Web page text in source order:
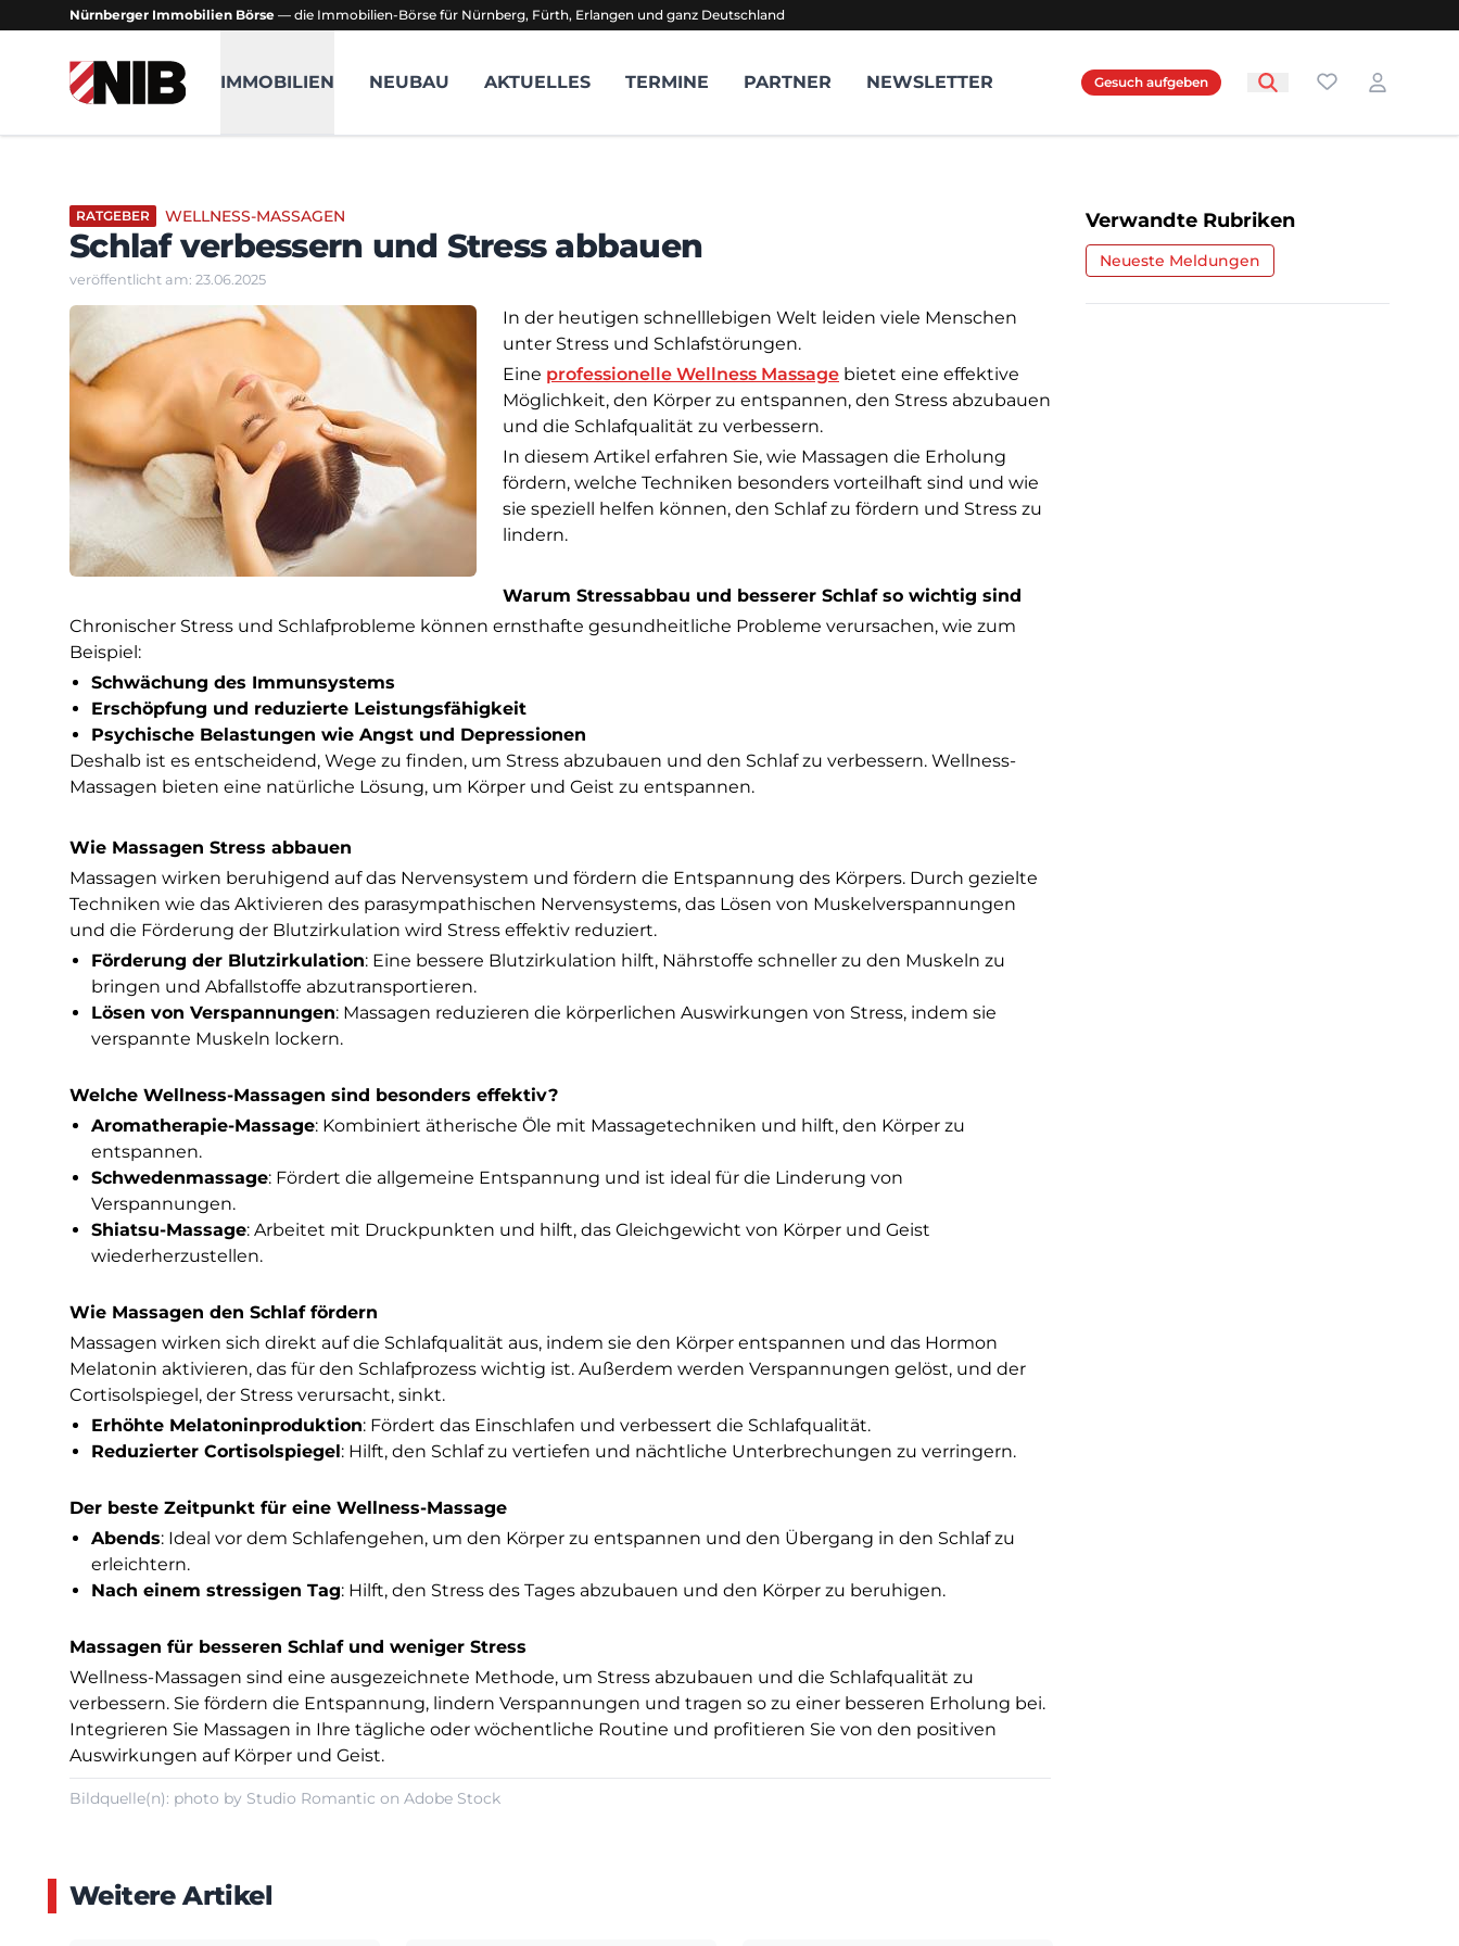
Nürnberger Immobilien Börse — die Immobilien-Börse für Nürnberg, Fürth, Erlangen und ganz Deutschland
NIB - Nürnberger Immobilien Börse
IMMOBILIEN NEUBAU AKTUELLES TERMINE PARTNER NEWSLETTER Gesuch aufgeben Favoriten
Login
RATGEBER WELLNESS-MASSAGEN
Schlaf verbessern und Stress abbauen
veröffentlicht am: 23.06.2025
In der heutigen schnelllebigen Welt leiden viele Menschen
unter Stress und Schlafstörungen.
Eine professionelle Wellness Massage bietet eine effektive
Möglichkeit, den Körper zu entspannen, den Stress abzubauen
und die Schlafqualität zu verbessern.
In diesem Artikel erfahren Sie, wie Massagen die Erholung
fördern, welche Techniken besonders vorteilhaft sind und wie
sie speziell helfen können, den Schlaf zu fördern und Stress zu
lindern.
Warum Stressabbau und besserer Schlaf so wichtig sind
Chronischer Stress und Schlafprobleme können ernsthafte gesundheitliche Probleme verursachen, wie zum
Beispiel:
Schwächung des Immunsystems
Erschöpfung und reduzierte Leistungsfähigkeit
Psychische Belastungen wie Angst und Depressionen
Deshalb ist es entscheidend, Wege zu finden, um Stress abzubauen und den Schlaf zu verbessern. Wellness-
Massagen bieten eine natürliche Lösung, um Körper und Geist zu entspannen.
Wie Massagen Stress abbauen
Massagen wirken beruhigend auf das Nervensystem und fördern die Entspannung des Körpers. Durch gezielte
Techniken wie das Aktivieren des parasympathischen Nervensystems, das Lösen von Muskelverspannungen
und die Förderung der Blutzirkulation wird Stress effektiv reduziert.
Förderung der Blutzirkulation: Eine bessere Blutzirkulation hilft, Nährstoffe schneller zu den Muskeln zu
bringen und Abfallstoffe abzutransportieren.
Lösen von Verspannungen: Massagen reduzieren die körperlichen Auswirkungen von Stress, indem sie
verspannte Muskeln lockern.
Welche Wellness-Massagen sind besonders effektiv?
Aromatherapie-Massage: Kombiniert ätherische Öle mit Massagetechniken und hilft, den Körper zu
entspannen.
Schwedenmassage: Fördert die allgemeine Entspannung und ist ideal für die Linderung von
Verspannungen.
Shiatsu-Massage: Arbeitet mit Druckpunkten und hilft, das Gleichgewicht von Körper und Geist
wiederherzustellen.
Wie Massagen den Schlaf fördern
Massagen wirken sich direkt auf die Schlafqualität aus, indem sie den Körper entspannen und das Hormon
Melatonin aktivieren, das für den Schlafprozess wichtig ist. Außerdem werden Verspannungen gelöst, und der
Cortisolspiegel, der Stress verursacht, sinkt.
Erhöhte Melatoninproduktion: Fördert das Einschlafen und verbessert die Schlafqualität.
Reduzierter Cortisolspiegel: Hilft, den Schlaf zu vertiefen und nächtliche Unterbrechungen zu verringern.
Der beste Zeitpunkt für eine Wellness-Massage
Abends: Ideal vor dem Schlafengehen, um den Körper zu entspannen und den Übergang in den Schlaf zu
erleichtern.
Nach einem stressigen Tag: Hilft, den Stress des Tages abzubauen und den Körper zu beruhigen.
Massagen für besseren Schlaf und weniger Stress
Wellness-Massagen sind eine ausgezeichnete Methode, um Stress abzubauen und die Schlafqualität zu
verbessern. Sie fördern die Entspannung, lindern Verspannungen und tragen so zu einer besseren Erholung bei.
Integrieren Sie Massagen in Ihre tägliche oder wöchentliche Routine und profitieren Sie von den positiven
Auswirkungen auf Körper und Geist.
Bildquelle(n): photo by Studio Romantic on Adobe Stock
Verwandte Rubriken
Neueste Meldungen
Weitere Artikel